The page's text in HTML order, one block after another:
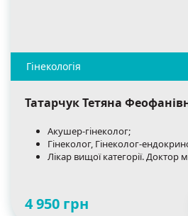
Татарчук Тетяна
Акушер-гінеколог;
Гінеколог, Гінеколог-
Лікар вищої категорії. Доктор
4 950 грн